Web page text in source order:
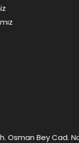
Osman Bey Cad.